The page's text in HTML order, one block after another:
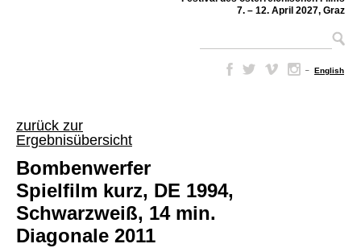
7. – 12. April 2027, Graz
– English
zurück zur
Ergebnisübersicht
Bombenwerfer
Spielfilm kurz, DE 1994,
Schwarzweiß, 14 min.
Diagonale 2011